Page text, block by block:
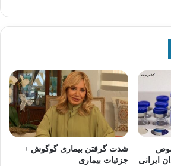
ایرانی
شدت گرفتن بیماری گوگوش +
جزئیات بیماری